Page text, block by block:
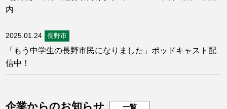
内
2025.01.24 長野市
「もう中学生の長野市民になりました」ポッドキャスト配
信中！
企業からのお知らせ 一覧